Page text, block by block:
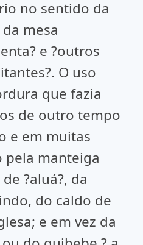
no sentido da
mesa
e ?outros
O uso
que fazia
de outro tempo
e em muitas
pela manteiga
?aluá?, da
do caldo de
e em vez da